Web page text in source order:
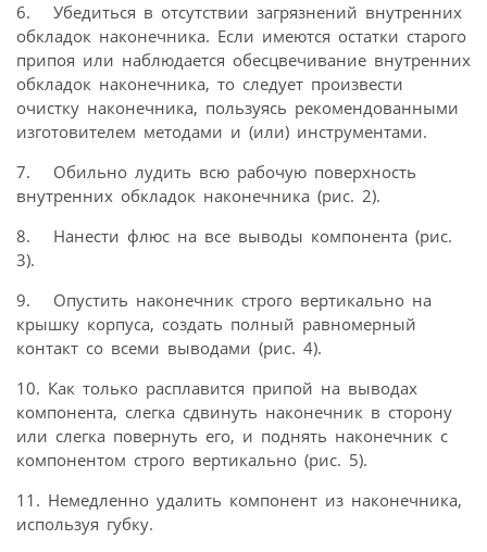
6. Убедиться в отсутствии загрязнений внутренних
обкладок наконечника. Если имеются остатки старого
припоя или наблюдается обесцвечивание внутренних
обкладок наконечника, то следует произвести
очистку наконечника, пользуясь рекомендованными
изготовителем методами и (или) инструментами.
7. Обильно лудить всю рабочую поверхность
внутренних обкладок наконечника (рис. 2).
8. Нанести флюс на все выводы компонента (рис.
3).
9. Опустить наконечник строго вертикально на
крышку корпуса, создать полный равномерный
контакт со всеми выводами (рис. 4).
10. Как только расплавится припой на выводах
компонента, слегка сдвинуть наконечник в сторону
или слегка повернуть его, и поднять наконечник с
компонентом строго вертикально (рис. 5).
11. Немедленно удалить компонент из наконечника,
используя губку.